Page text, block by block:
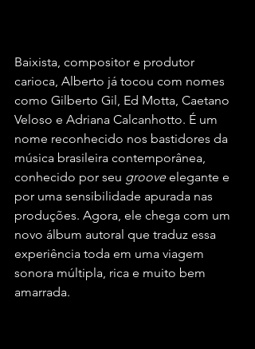
Baixista, compositor e produtor
carioca, Alberto já tocou com nomes
como Gilberto Gil, Ed Motta, Caetano
Veloso e Adriana Calcanhotto. É um
nome reconhecido nos bastidores da
música brasileira contemporânea,
conhecido por seu groove elegante e
por uma sensibilidade apurada nas
produções. Agora, ele chega com um
novo álbum autoral que traduz essa
experiência toda em uma viagem
sonora múltipla, rica e muito bem
amarrada.